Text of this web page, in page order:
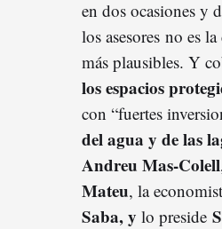
en dos ocasiones y
los asesores no es
más plausibles. Y
los espacios
con “fuertes
del agua y de las
Andreu Mas-Colell
Mateu, la
Saba, y lo preside